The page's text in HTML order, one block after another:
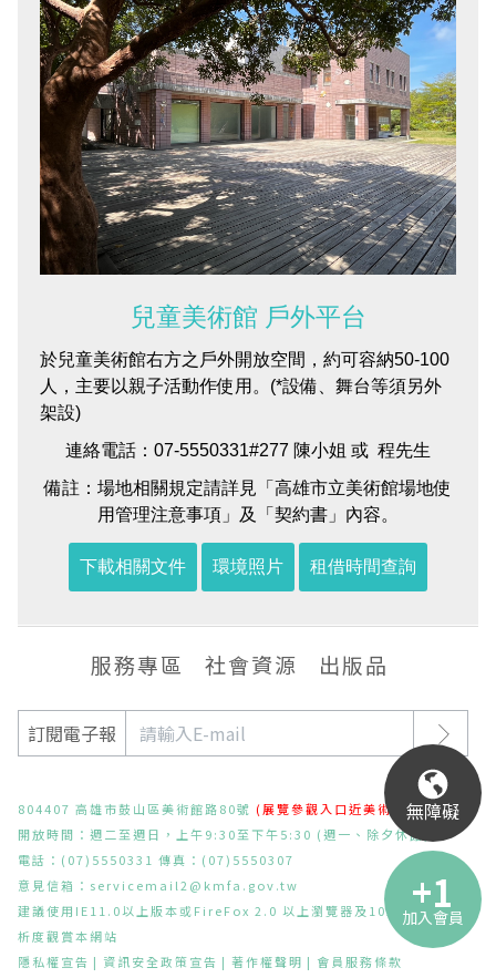
兒童美術館 戶外平台
於兒童美術館右方之戶外開放空間，約可容納50-100
人，主要以親子活動作使用。(*設備、舞台等須另外
架設)
連絡電話：07-5550331#277 陳小姐 或 程先生
備註：場地相關規定請詳見「高雄市立美術館場地使
用管理注意事項」及「契約書」內容。
下載相關文件 環境照片 租借時間查詢
服務專區 社會資源 出版品
訂閱電子報
804407 高雄市鼓山區美術館路80號 (展覽參觀入口近美術東二路)
開放時間：週二至週日，上午9:30至下午5:30 (週一、除夕休館)
電話：(07)5550331 傳真：(07)5550307
意見信箱： servicemail2@kmfa.gov.tw
建議使用IE11.0以上版本或FireFox 2.0 以上瀏覽器及1024x768之解
析度觀賞本網站
隱私權宣告
資訊安全政策宣告 著作權聲明 會員服務條款
無障礙
加入會員